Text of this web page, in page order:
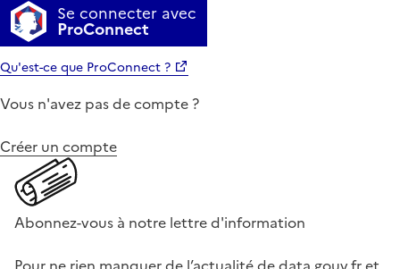
Se connecter avec
ProConnect
Qu'est-ce que ProConnect ?
Vous n'avez pas de compte ?
Créer un compte
Abonnez-vous à notre lettre d'information